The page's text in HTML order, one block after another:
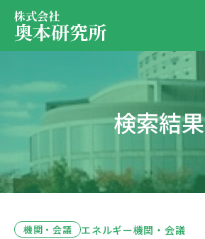
株式会社
奥本研究所
会社・決算情報
代表紹介
EN JP
お問い合わせ
検索結果
機関・会議 エネルギー機関・会議